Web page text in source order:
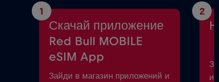
1
Скачай приложение
Red Bull MOBILE
eSIM App
Зайди в магазин приложений и
2